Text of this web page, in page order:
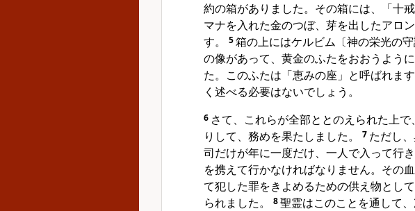
約の箱がありました。その箱には、「十
マナを入れた金のつぼ、芽を出したアロ
す。
5箱の上にはケルビム〔神の栄光の
の像があって、黄金のふたをおおうよう
た。このふたは「恵みの座」と呼ばれま
く述べる必要はないでしょう。
6 さて、これらが全部ととのえられた上
りして、務めを果たしました。
7 ただし
司だけが年に一度だけ、一人で入って行
を携えて行かなければなりません。その
て犯した罪をきよめるための供え物とし
られました。
8聖霊はこのことを通して